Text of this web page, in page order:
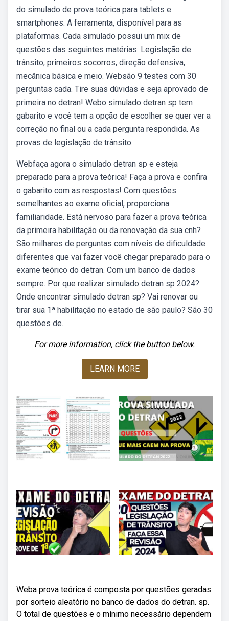
do simulado de prova teórica para tablets e
smartphones. A ferramenta, disponível para as
plataformas. Cada simulado possui um mix de
questões das seguintes matérias: Legislação de
trânsito, primeiros socorros, direção defensiva,
mecânica básica e meio. Websão 9 testes com 30
perguntas cada. Tire suas dúvidas e seja aprovado de
primeira no detran! Webo simulado detran sp tem
gabarito e você tem a opção de escolher se quer ver a
correção no final ou a cada pergunta respondida. As
provas de legislação de trânsito.
Webfaça agora o simulado detran sp e esteja
preparado para a prova teórica! Faça a prova e confira
o gabarito com as respostas! Com questões
semelhantes ao exame oficial, proporciona
familiaridade. Está nervoso para fazer a prova teórica
da primeira habilitação ou da renovação da sua cnh?
São milhares de perguntas com níveis de dificuldade
diferentes que vai fazer você chegar preparado para o
exame teórico do detran. Com um banco de dados
sempre. Por que realizar simulado detran sp 2024?
Onde encontrar simulado detran sp? Vai renovar ou
tirar sua 1ª habilitação no estado de são paulo? São 30
questões de.
For more information, click the button below.
LEARN MORE
Weba prova teórica é composta por questões geradas
por sorteio aleatório no banco de dados do detran. sp.
O total de questões e o mínimo necessário dependem